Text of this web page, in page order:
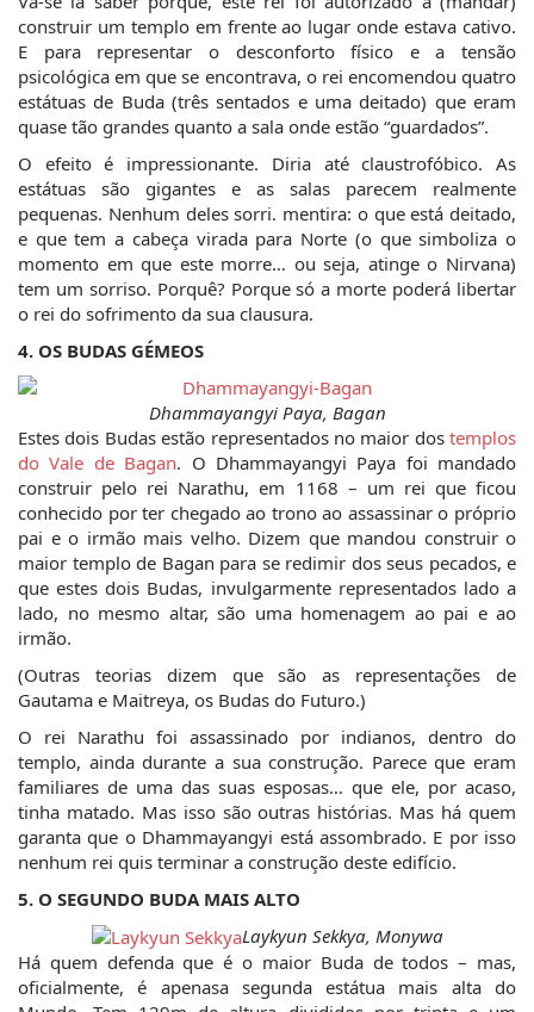
construir um templo em frente ao lugar onde estava cativo.
E para representar o desconforto físico e a tensão
psicológica em que se encontrava, o rei encomendou quatro
estátuas de Buda (três sentados e uma deitado) que eram
quase tão grandes quanto a sala onde estão “guardados”.
O efeito é impressionante. Diria até claustrofóbico. As
estátuas são gigantes e as salas parecem realmente
pequenas. Nenhum deles sorri. mentira: o que está deitado,
e que tem a cabeça virada para Norte (o que simboliza o
momento em que este morre… ou seja, atinge o Nirvana)
tem um sorriso. Porquê? Porque só a morte poderá libertar
o rei do sofrimento da sua clausura.
4. OS BUDAS GÉMEOS
Dhammayangyi Paya, Bagan
Estes dois Budas estão representados no maior dos templos
do Vale de Bagan. O Dhammayangyi Paya foi mandado
construir pelo rei Narathu, em 1168 – um rei que ficou
conhecido por ter chegado ao trono ao assassinar o próprio
pai e o irmão mais velho. Dizem que mandou construir o
maior templo de Bagan para se redimir dos seus pecados, e
que estes dois Budas, invulgarmente representados lado a
lado, no mesmo altar, são uma homenagem ao pai e ao
irmão.
(Outras teorias dizem que são as representações de
Gautama e Maitreya, os Budas do Futuro.)
O rei Narathu foi assassinado por indianos, dentro do
templo, ainda durante a sua construção. Parece que eram
familiares de uma das suas esposas… que ele, por acaso,
tinha matado. Mas isso são outras histórias. Mas há quem
garanta que o Dhammayangyi está assombrado. E por isso
nenhum rei quis terminar a construção deste edifício.
5. O SEGUNDO BUDA MAIS ALTO
Laykyun Sekkya, Monywa
Há quem defenda que é o maior Buda de todos – mas,
oficialmente, é apenasa segunda estátua mais alta do